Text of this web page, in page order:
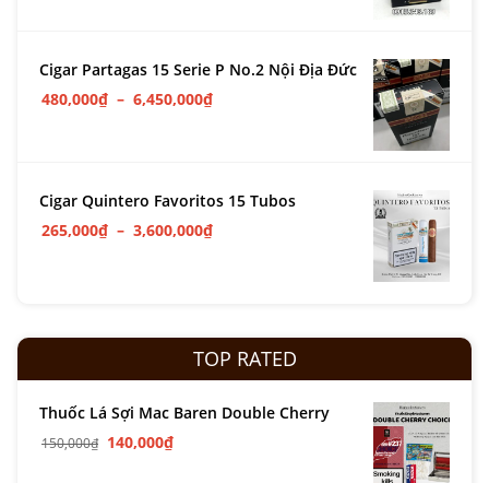
Cigar Partagas 15 Serie P No.2 Nội Địa Đức
480,000₫ – 6,450,000₫
Cigar Quintero Favoritos 15 Tubos
265,000₫ – 3,600,000₫
TOP RATED
Thuốc Lá Sợi Mac Baren Double Cherry
150,000₫ 140,000₫